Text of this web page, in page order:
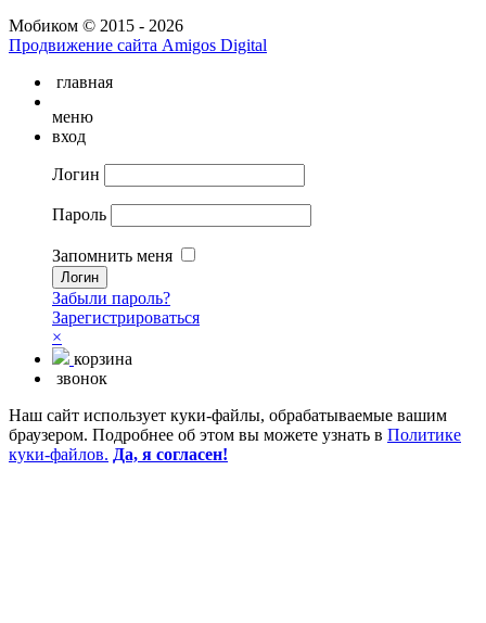
Мобиком © 2015 - 2026
Продвижение сайта Amigos Digital
главная
меню
вход
Логин
Пароль
Запомнить меня
Забыли пароль?
Зарегистрироваться
×
корзина
звонок
Наш сайт использует куки-файлы, обрабатываемые вашим
браузером. Подробнее об этом вы можете узнать в Политике
куки-файлов. Да, я согласен!